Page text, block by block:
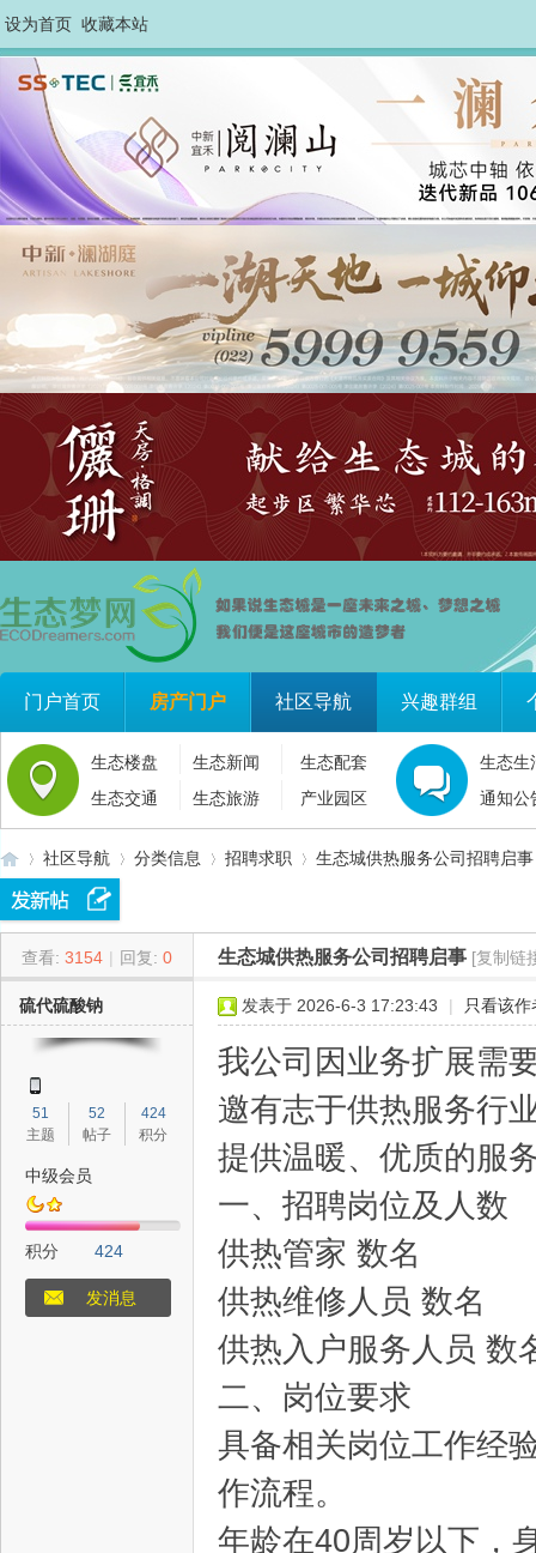
设为首页 收藏本站
门户首页 房产门户 社区导航 兴趣群组
生态楼盘 生态新闻
生态配套
生态交通
生态旅游 产业园区
生态生
通知公
»
社区导航 分类信息 招聘求职
›
生态城供热服务公司招聘启事
查看: 3154 | 回复: 0 生态城供热服务公司招聘启事 [复制链
硫代硫酸钠
51
主题
52
帖子
424
积分
中级会员
积分 424
发消息
发表于 2026-6-3 17:23:43 | 只看该作
我公司因业务扩展需
邀有志于供热服务行
提供温暖、优质的服
一、招聘岗位及人数
供热管家​ 数名
供热维修人员​ 数名
供热入户服务人员​ 数
二、岗位要求
具备相关岗位工作经
作流程。
年龄在40周岁以下，